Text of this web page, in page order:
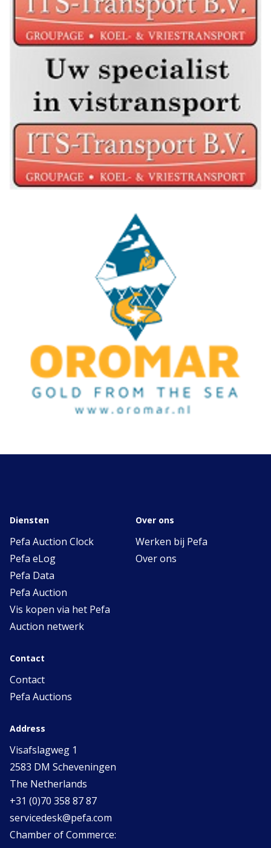
Diensten
Pefa Auction Clock
Pefa eLog
Pefa Data
Pefa Auction
Vis kopen via het Pefa
Auction netwerk
Over ons
Werken bij Pefa
Over ons
Contact
Contact
Pefa Auctions
Address
Visafslagweg 1
2583 DM Scheveningen
The Netherlands
+31 (0)70 358 87 87
servicedesk@pefa.com
Chamber of Commerce: